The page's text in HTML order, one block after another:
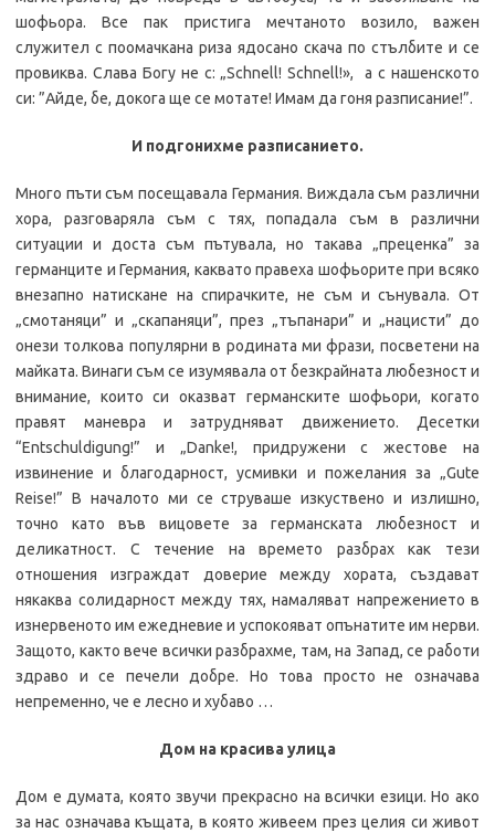
шофьора. Все пак пристига мечтаното возило, важен
служител с поомачкана риза ядосано скача по стълбите и се
провиква. Слава Богу не с: „Schnell! Schnell!», а с нашенското
си: ”Айде, бе, докога ще се мотате! Имам да гоня разписание!”.
И подгонихме разписанието.
Много пъти съм посещавала Германия. Виждала съм различни
хора, разговаряла съм с тях, попадала съм в различни
ситуации и доста съм пътувала, но такава „преценка” за
германците и Германия, каквато правеха шофьорите при всяко
внезапно натискане на спирачките, не съм и сънувала. От
„смотаняци” и „скапаняци”, през „тъпанари” и „нацисти” до
онези толкова популярни в родината ми фрази, посветени на
майката. Винаги съм се изумявала от безкрайната любезност и
внимание, които си оказват германските шофьори, когато
правят маневра и затрудняват движението. Десетки
“Entschuldigung!” и „Danke!, придружени с жестове на
извинение и благодарност, усмивки и пожелания за „Gute
Reise!” В началото ми се струваше изкуствено и излишно,
точно като във вицовете за германската любезност и
деликатност. С течение на времето разбрах как тези
отношения изграждат доверие между хората, създават
някаква солидарност между тях, намаляват напрежението в
изнервеното им ежедневие и успокояват опънатите им нерви.
Защото, както вече всички разбрахме, там, на Запад, се работи
здраво и се печели добре. Но това просто не означава
непременно, че е лесно и хубаво …
Дом на красива улица
Дом е думата, която звучи прекрасно на всички езици. Но ако
за нас означава къщата, в която живеем през целия си живот